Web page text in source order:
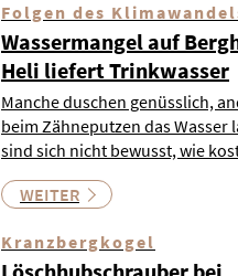
Folgen des
Wassermangel auf
Heli liefert Trinkwasser
Manche duschen genüsslich,
beim Zähneputzen das Wasser
sind sich nicht bewusst, wie
WEITER
Kranzbergkogel